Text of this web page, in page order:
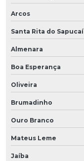
Arcos
Santa Rita do Sapucaí
Almenara
Boa Esperança
Oliveira
Brumadinho
Ouro Branco
Mateus Leme
Jaíba